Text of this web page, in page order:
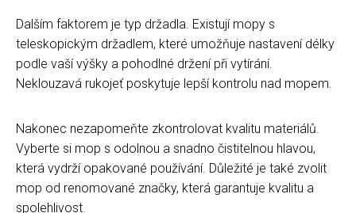
Dalším faktorem je typ držadla. Existují mopy s
teleskopickým držadlem, které umožňuje nastavení délky
podle vaší výšky a pohodlné držení při vytírání.
Neklouzavá rukojeť poskytuje lepší kontrolu nad mopem.
Nakonec nezapomeňte zkontrolovat kvalitu materiálů.
Vyberte si mop s odolnou a snadno čistitelnou hlavou,
která vydrží opakované používání. Důležité je také zvolit
mop od renomované značky, která garantuje kvalitu a
spolehlivost.